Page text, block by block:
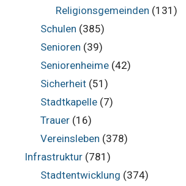
Religionsgemeinden (131)
Schulen (385)
Senioren (39)
Seniorenheime(42)
Sicherheit(51)
Stadtkapelle(7)
Trauer(16)
Vereinsleben (378)
Infrastruktur (781)
Stadtentwicklung (374)